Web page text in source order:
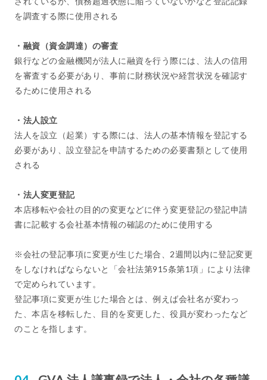
を調査する際に使用される
・融資（資金調達）の審査
銀行などの金融機関が法人に融資を行う際には、法人の信用
を審査する必要があり、事前に財務状況や経営状況を確認す
るために使用される
・法人設立
法人を設立（起業）する際には、法人の基本情報を登記する
必要があり、設立登記を申請するための必要書類として使用
される
・法人変更登記
本店移転や会社の目的の変更などに伴う変更登記の登記申請
書に記載する会社基本情報の確認のために使用する
※会社の登記事項に変更が生じた場合、2週間以内に登記変更
をしなければならないと「会社法第915条第1項」により法律
で定められています。
登記事項に変更が生じた場合とは、例えば会社名が変わっ
た、本店を移転した、目的を変更した、役員が変わったなど
のことを指します。